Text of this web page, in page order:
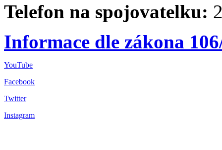
Telefon na spojovatelku:
Informace dle zákona
YouTube
Facebook
Twitter
Instagram